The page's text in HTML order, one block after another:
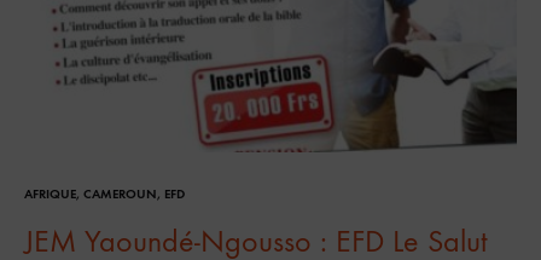
AFRIQUE, CAMEROUN, EFD
JEM Yaoundé-Ngousso : EFD Le Salut